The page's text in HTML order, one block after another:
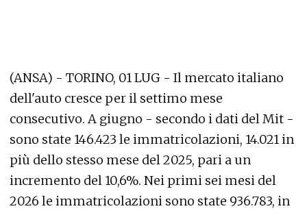
(ANSA) - TORINO, 01 LUG - Il mercato italiano
dell'auto cresce per il settimo mese
consecutivo. A giugno - secondo i dati del Mit -
sono state 146.423 le immatricolazioni, 14.021 in
più dello stesso mese del 2025, pari a un
incremento del 10,6%. Nei primi sei mesi del
2026 le immatricolazioni sono state 936.783, in